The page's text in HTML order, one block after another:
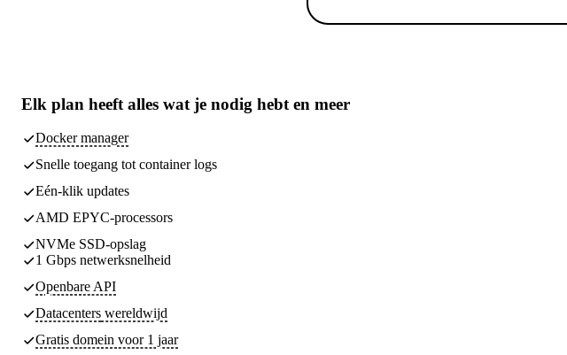
Elk plan heeft alles wat je nodig hebt en meer
Docker manager
Snelle toegang tot container logs
Eén-klik updates
AMD EPYC-processors
NVMe SSD-opslag
1 Gbps netwerksnelheid
Openbare API
Datacenters wereldwijd
Gratis domein voor 1 jaar